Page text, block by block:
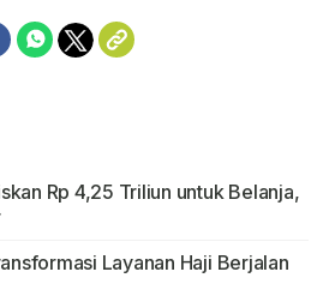
Rp 4,25 Triliun untuk Belanja,
Layanan Haji Berjalan